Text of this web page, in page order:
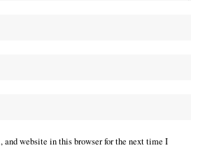
and website in this browser for the next time I